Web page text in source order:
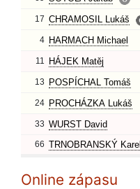
17 CHRAMOSIL Lukáš
4 HARMACH Michael
11 HÁJEK Matěj
13 POSPÍCHAL Tomáš
24 PROCHÁZKA Lukáš
33 WURST David
66 TRNOBRANSKÝ Karel
Online zápasu